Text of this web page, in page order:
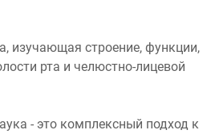
изучающая строение, функции,
рта и челюстно-лицевой
- это комплексный подход к